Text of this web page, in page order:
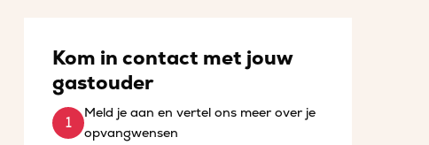
Kom in contact met jouw
gastouder
Meld je aan en vertel ons meer over je
opvangwensen